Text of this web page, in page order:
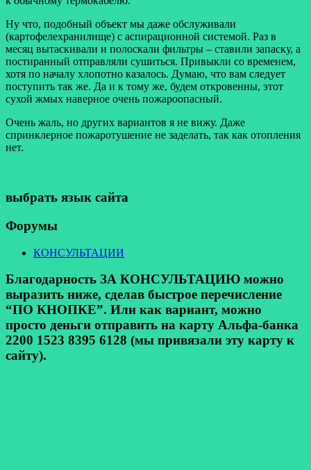
Ну что, подобный объект мы даже обслуживали
(картофелехранилище) с аспирационной системой. Раз в
месяц вытаскивали и полоскали фильтры – ставили запаску, а
постиранный отправляли сушиться. Привыкли со временем,
хотя по началу хлопотно казалось. Думаю, что вам следует
поступить так же. Да и к тому же, будем откровенны, этот
сухой жмых наверное очень пожароопасный.
Очень жаль, но других вариантов я не вижу. Даже
спринклерное пожаротушение не заделать, так как отопления
нет.
выбрать язык сайта
Форумы
КОНСУЛЬТАЦИИ
Благодарность ЗА КОНСУЛЬТАЦИЮ можно
выразить ниже, сделав быстрое перечисление
“ПО КНОПКЕ”. Или как вариант, можно
просто деньги отправить на карту Альфа-банка
2200 1523 8395 6128 (мы привязали эту карту к
сайту).